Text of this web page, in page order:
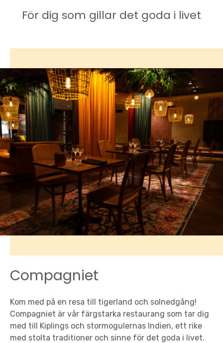
För dig som gillar det goda i livet
Compagniet
Kom med på en resa till tigerland och solnedgång!
Compagniet är vår färgstarka restaurang som tar dig
med till Kiplings och stormogulernas Indien, ett rike
med stolta traditioner och sinne för det goda i livet.